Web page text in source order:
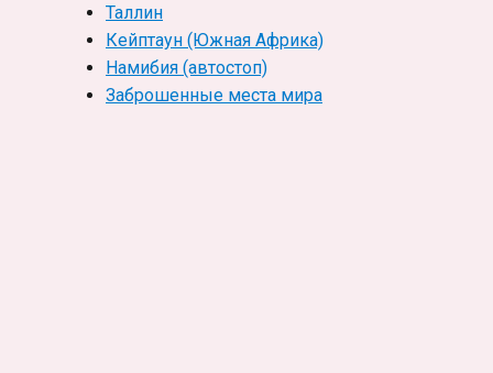
Таллин
Кейптаун (Южная Африка)
Намибия (автостоп)
Заброшенные места мира